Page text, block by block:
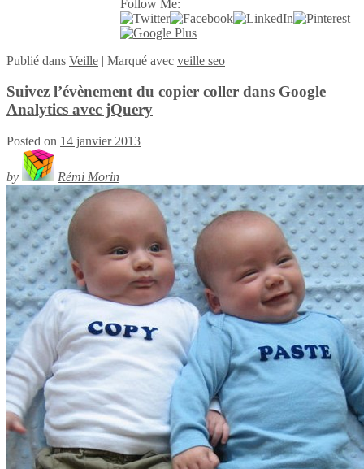
Follow Me:
Publié dans Veille | Marqué avec veille seo
Suivez l’évènement du copier coller dans Google
Analytics avec jQuery
Posted on 14 janvier 2013
by Rémi Morin